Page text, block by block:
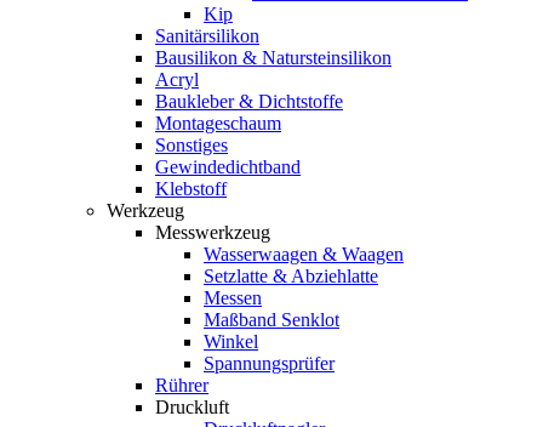
Kip
Sanitärsilikon
Bausilikon & Natursteinsilikon
Acryl
Baukleber & Dichtstoffe
Montageschaum
Sonstiges
Gewindedichtband
Klebstoff
Werkzeug
Messwerkzeug
Wasserwaagen & Waagen
Setzlatte & Abziehlatte
Messen
Maßband Senklot
Winkel
Spannungsprüfer
Rührer
Druckluft